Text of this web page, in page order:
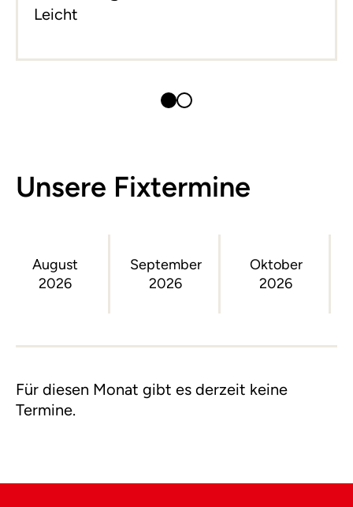
Leicht
Unsere Fixtermine
August
2026
September
2026
Oktober
2026
Für diesen Monat gibt es derzeit keine
Termine.